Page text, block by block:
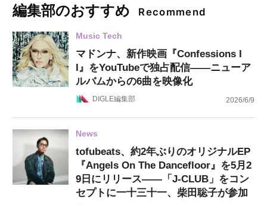
編集部のおすすめ Recommend
Music Tech
マドンナ、新作映画『Confessions I
I』をYouTubeで独占配信——ニューア
ルバムからの6曲を映像化
DIGLE編集部 2026/6/9
News
tofubeats、約2年ぶりのオリジナルEP
『Angels On The Dancefloor』を5月2
9日にリリース——「J-CLUB」をコン
セプトに一十三十一、柴田聡子が参加